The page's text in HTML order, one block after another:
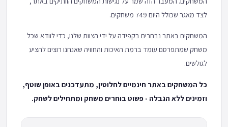
לצד מאגר שכולל היום 749 משחקים.
המשחקים באתר נבחרים בקפידה על ידי הצוות שלנו, כדי לוודא שכל
משחק שמתפרסם עומד ברמת האיכות והחוויה שאנחנו רוצים להציע
לגולשים.
כל המשחקים באתר חינמיים לחלוטין, מתעדכנים באופן שוטף,
וזמינים ללא הגבלה - פשוט בוחרים משחק ומתחילים לשחק.